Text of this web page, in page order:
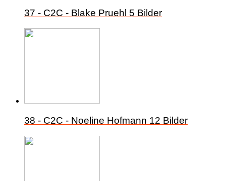
37 - C2C - Blake Pruehl 5 Bilder
38 - C2C - Noeline Hofmann 12 Bilder